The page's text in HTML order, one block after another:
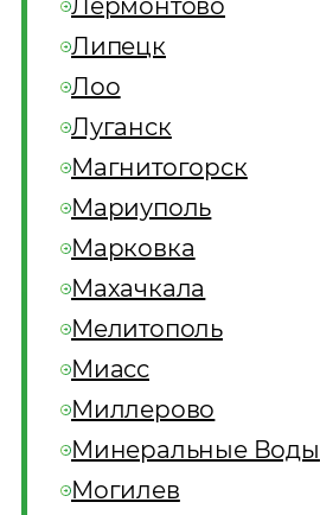
Лермонтово
Липецк
Лоо
Луганск
Магнитогорск
Мариуполь
Марковка
Махачкала
Мелитополь
Миасс
Миллерово
Минеральные Воды
Могилев